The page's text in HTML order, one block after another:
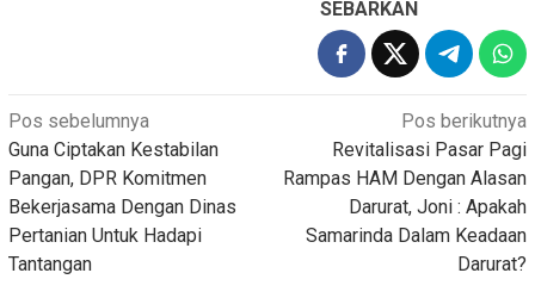
SEBARKAN
Navigasi
pos
Pos sebelumnya
Guna Ciptakan Kestabilan
Pangan, DPR Komitmen
Bekerjasama Dengan Dinas
Pertanian Untuk Hadapi
Tantangan
Pos berikutnya
Revitalisasi Pasar Pagi
Rampas HAM Dengan Alasan
Darurat, Joni : Apakah
Samarinda Dalam Keadaan
Darurat?